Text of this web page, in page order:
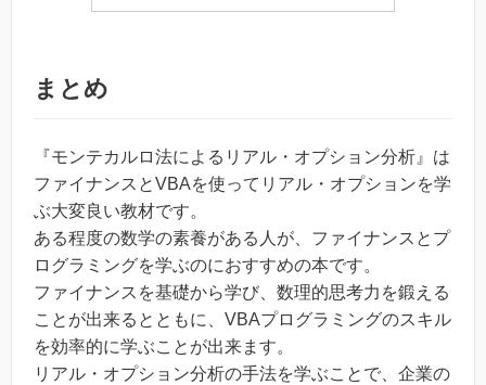
まとめ
『モンテカルロ法によるリアル・オプション分析』は
ファイナンスとVBAを使ってリアル・オプションを学
ぶ大変良い教材です。
ある程度の数学の素養がある人が、ファイナンスとプ
ログラミングを学ぶのにおすすめの本です。
ファイナンスを基礎から学び、数理的思考力を鍛える
ことが出来るとともに、VBAプログラミングのスキル
を効率的に学ぶことが出来ます。
リアル・オプション分析の手法を学ぶことで、企業の